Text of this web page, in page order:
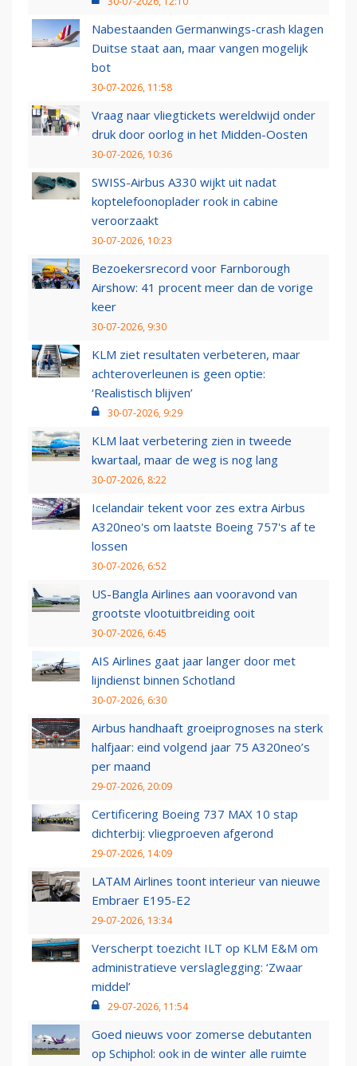
Nabestaanden Germanwings-crash klagen
Duitse staat aan, maar vangen mogelijk
bot
30-07-2026, 11:58
Vraag naar vliegtickets wereldwijd onder
druk door oorlog in het Midden-Oosten
30-07-2026, 10:36
SWISS-Airbus A330 wijkt uit nadat
koptelefoonoplader rook in cabine
veroorzaakt
30-07-2026, 10:23
Bezoekersrecord voor Farnborough
Airshow: 41 procent meer dan de vorige
keer
30-07-2026, 9:30
KLM ziet resultaten verbeteren, maar
achteroverleunen is geen optie:
‘Realistisch blijven’
30-07-2026, 9:29
KLM laat verbetering zien in tweede
kwartaal, maar de weg is nog lang
30-07-2026, 8:22
Icelandair tekent voor zes extra Airbus
A320neo's om laatste Boeing 757's af te
lossen
30-07-2026, 6:52
US-Bangla Airlines aan vooravond van
grootste vlootuitbreiding ooit
30-07-2026, 6:45
AIS Airlines gaat jaar langer door met
lijndienst binnen Schotland
30-07-2026, 6:30
Airbus handhaaft groeiprognoses na sterk
halfjaar: eind volgend jaar 75 A320neo’s
per maand
29-07-2026, 20:09
Certificering Boeing 737 MAX 10 stap
dichterbij: vliegproeven afgerond
29-07-2026, 14:09
LATAM Airlines toont interieur van nieuwe
Embraer E195-E2
29-07-2026, 13:34
Verscherpt toezicht ILT op KLM E&M om
administratieve verslaglegging: ‘Zwaar
middel’
29-07-2026, 11:54
Goed nieuws voor zomerse debutanten
op Schiphol: ook in de winter alle ruimte